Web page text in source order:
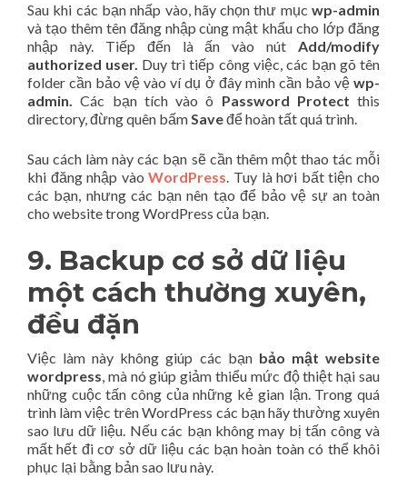
Sau khi các bạn nhấp vào, hãy chọn thư mục wp-admin
và tạo thêm tên đăng nhập cùng mật khẩu cho lớp đăng
nhập này. Tiếp đến là ấn vào nút Add/modify
authorized user. Duy trì tiếp công việc, các bạn gõ tên
folder cần bảo vệ vào ví dụ ở đây mình cần bảo vệ wp-
admin.Các bạn tích vào ô Password Protect this
directory, đừng quên bấmSaveđể hoàn tất quá trình.
Sau cách làm này các bạn sẽ cần thêm một thao tác mỗi
khi đăng nhập vàoWordPress. Tuy là hơi bất tiện cho
các bạn, nhưng các bạn nên tạo để bảo vệ sự an toàn
cho website trong WordPress của bạn.
9. Backup cơ sở dữ liệu
một cách thường xuyên,
đều đặn
Việc làm này không giúp các bạn bảo mật website
wordpress, mà nó giúp giảm thiểu mức độ thiệt hại sau
những cuộc tấn công của những kẻ gian lận. Trong quá
trình làm việc trên WordPress các bạn hãy thường xuyên
sao lưu dữ liệu. Nếu các bạn không may bị tấn công và
mất hết đi cơ sở dữ liệu các bạn hoàn toàn có thể khôi
phục lại bằng bản sao lưu này.